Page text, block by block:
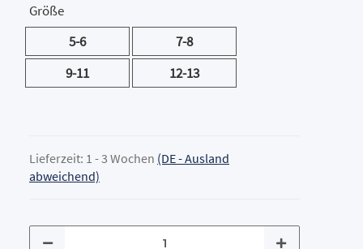
Größe
5-65-6 7-87-8
9-119-11 12-1312-13
Lieferzeit: 1 - 3 Wochen (DE - Ausland
abweichend)